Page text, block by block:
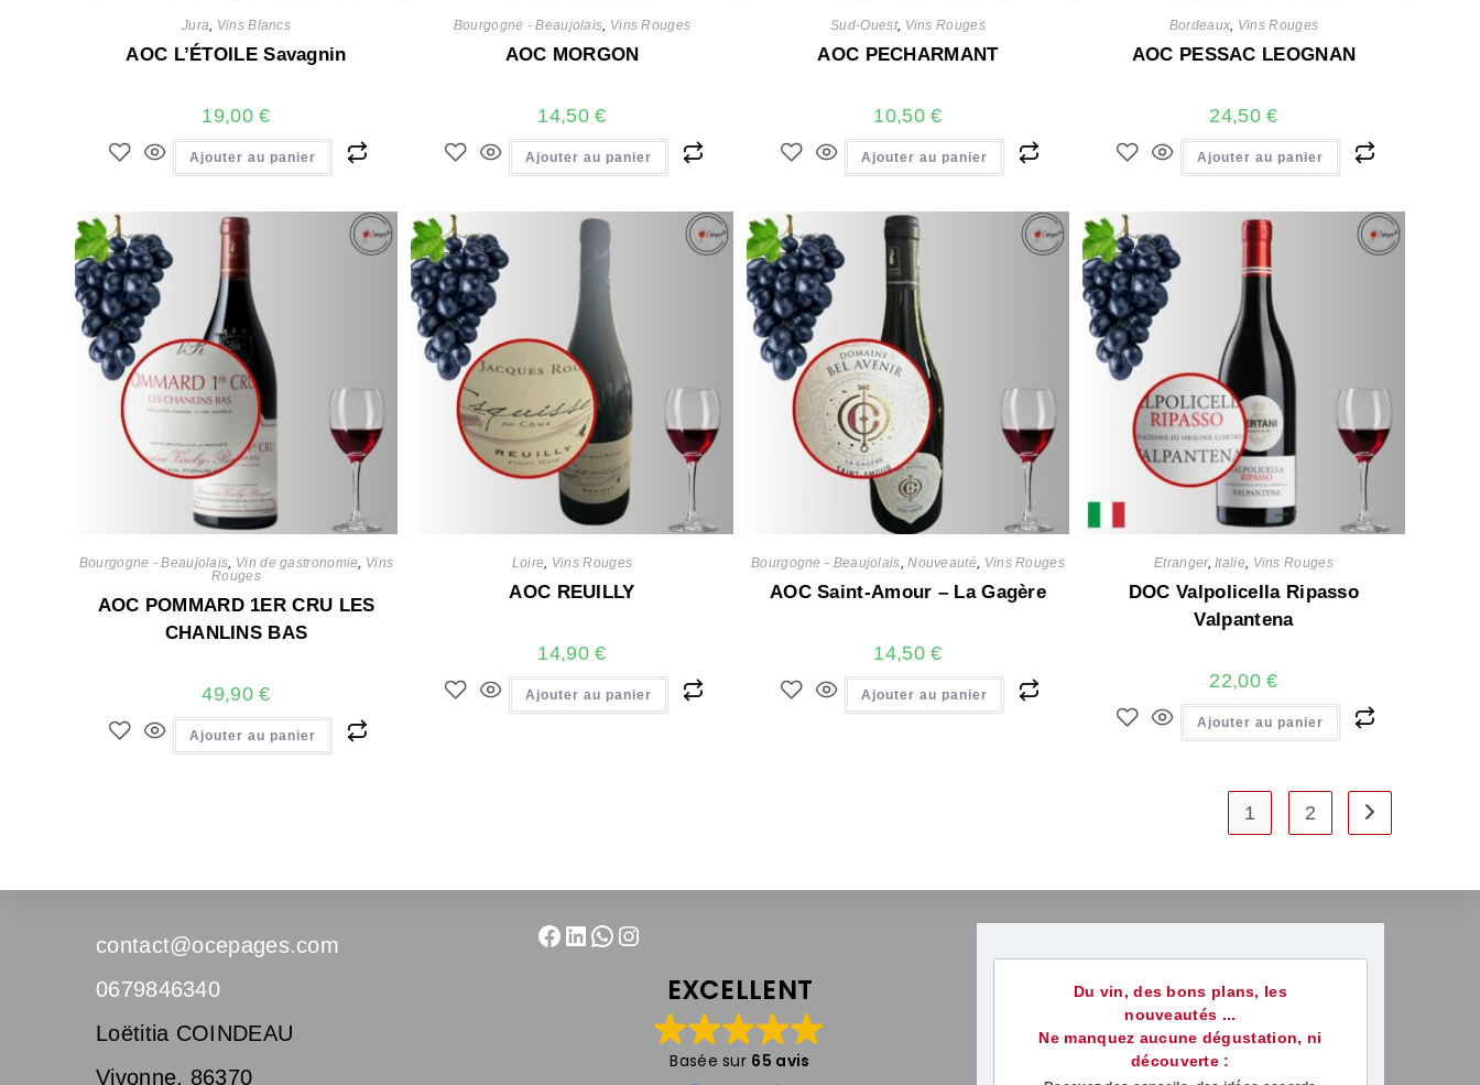
Jura Vins Blancs
AOC L’ÉTOILE Savagnin
19,00€
Ajouter au panier
Bourgogne - Beaujolais Vins Rouges
AOC MORGON
14,50€
Ajouter au panier
Sud-Ouest, Vins Rouges
AOC PECHARMANT
10,50€
Ajouter au panier
Bordeaux Vins Rouges
AOC PESSAC LEOGNAN
24,50€
Ajouter au panier
Bourgogne - Beaujolais Vin de gastronomie
Vins
Rouges
AOC POMMARD 1ER CRU LES
CHANLINS BAS
49,90€
Ajouter au panier
Loire Vins Rouges
AOC REUILLY
14,90€
Ajouter au panier
Bourgogne - Beaujolais ,Nouveauté Vins Rouges
AOC Saint-Amour – La Gagère
14,50€
Ajouter au panier
Etranger,Italie Vins Rouges
DOC Valpolicella Ripasso
Valpantena
22,00€
Ajouter au panier
1 2
contact@ocepages.com
0679846340
Loëtitia COINDEAU
Vivonne, 86370
EXCELLENT
Basée sur 65 avis
Du vin, des bons plans, les
nouveautés ...
Ne manquez aucune dégustation, ni
découverte :